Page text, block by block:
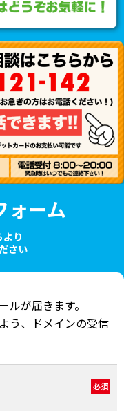
ォーム
より
さい
ルが届きます。
う、ドメインの受信
必須